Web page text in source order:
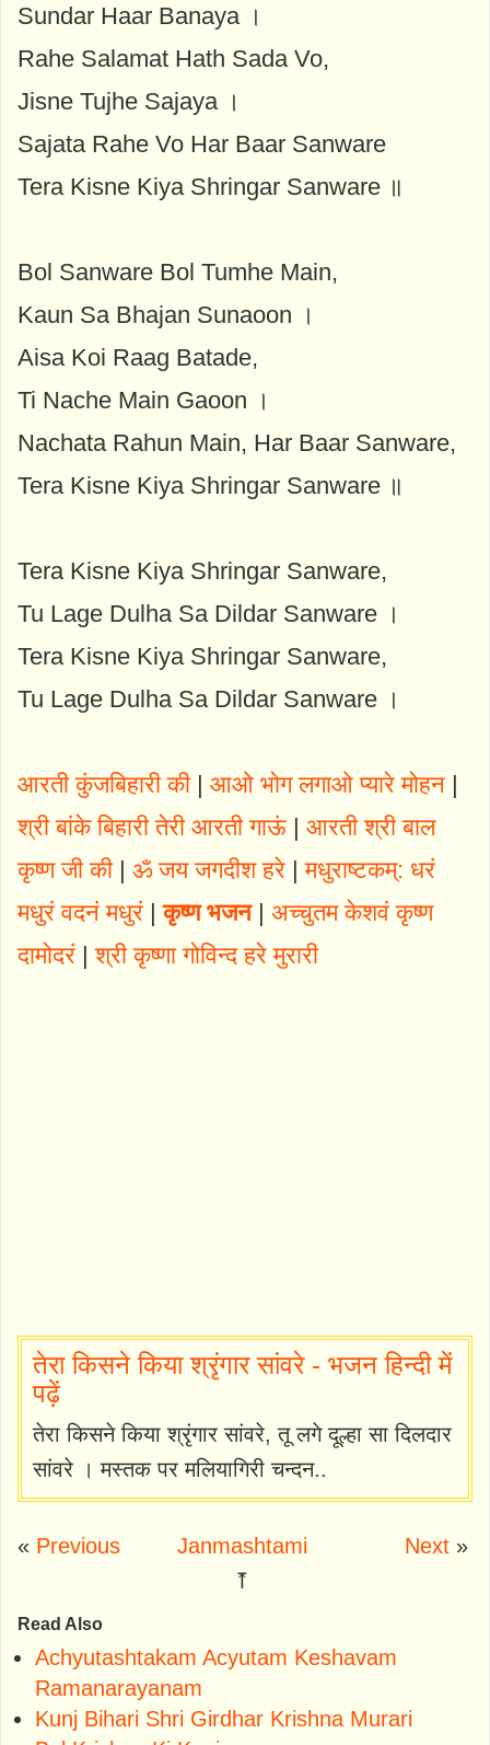
Sundar Haar Banaya ।
Rahe Salamat Hath Sada Vo,
Jisne Tujhe Sajaya ।
Sajata Rahe Vo Har Baar Sanware
Tera Kisne Kiya Shringar Sanware ॥
Bol Sanware Bol Tumhe Main,
Kaun Sa Bhajan Sunaoon ।
Aisa Koi Raag Batade,
Ti Nache Main Gaoon ।
Nachata Rahun Main, Har Baar Sanware,
Tera Kisne Kiya Shringar Sanware ॥
Tera Kisne Kiya Shringar Sanware,
Tu Lage Dulha Sa Dildar Sanware ।
Tera Kisne Kiya Shringar Sanware,
Tu Lage Dulha Sa Dildar Sanware ।
आरती कुंजबिहारी की| आओ भोग लगाओ प्यारे मोहन |
श्री बांके बिहारी तेरी आरती गाऊं | आरती श्री बाल
कृष्ण जी की| ॐ जय जगदीश हरे |मधुराष्टकम्: धरं
मधुरं वदनं मधुरं |कृष्ण भजन| अच्चुतम केशवं कृष्ण
दामोदरं |श्री कृष्णा गोविन्द हरे मुरारी
तेरा किसने किया श्रृंगार सांवरे - भजन हिन्दी में
पढ़ें
तेरा किसने किया श्रृंगार सांवरे, तू लगे दूल्हा सा दिलदार
सांवरे । मस्तक पर मलियागिरी चन्दन..
« Previous
Janmashtami
⤒
Next»
Read Also
Achyutashtakam Acyutam Keshavam
Ramanarayanam
Kunj Bihari Shri Girdhar Krishna Murari